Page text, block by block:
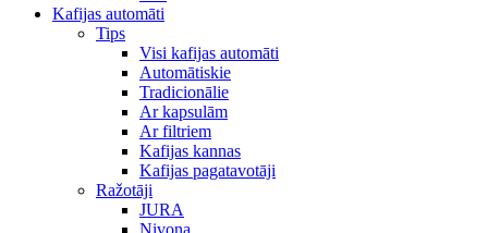
Kafijas automāti
Tips
Visi kafijas automāti
Automātiskie
Tradicionālie
Ar kapsulām
Ar filtriem
Kafijas kannas
Kafijas pagatavotāji
Ražotāji
JURA
Nivona